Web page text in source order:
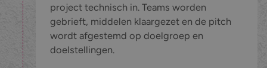
project technisch in. Teams worden
gebrieft, middelen klaargezet en de pitch
wordt afgestemd op doelgroep en
doelstellingen.